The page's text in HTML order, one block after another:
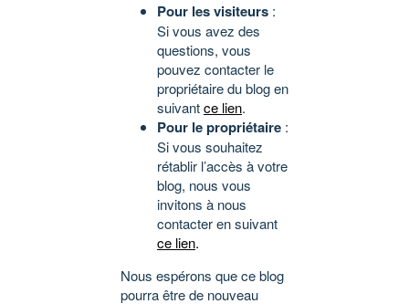
Pour les visiteurs :
Si vous avez des
questions, vous
pouvez contacter le
propriétaire du blog en
suivantce lien.
Pour le propriétaire :
Si vous souhaitez
rétablir l’accès à votre
blog, nous vous
invitons à nous
contacter en suivant
ce lien.
Nous espérons que ce blog
pourra être de nouveau